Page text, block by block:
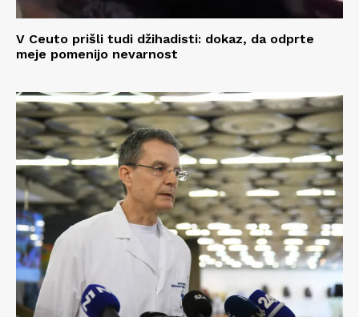
V Ceuto prišli tudi džihadisti: dokaz, da odprte
meje pomenijo nevarnost